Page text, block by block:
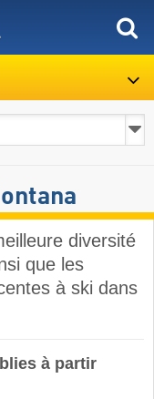
diversité
que les
à ski dans
à partir